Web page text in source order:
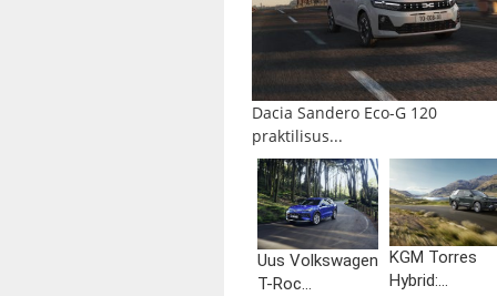
Dacia Sandero Eco-G 120
praktilisus...
Uus Volkswagen
T-Roc...
KGM Torres
Hybrid:...